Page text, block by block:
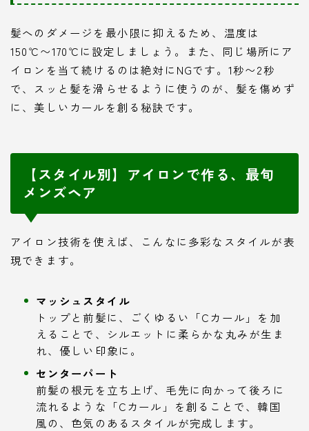
髪へのダメージを最小限に抑えるため、温度は
150℃〜170℃に設定しましょう。また、同じ場所にア
イロンを当て続けるのは絶対にNGです。1秒〜2秒
で、スッと髪を滑らせるように使うのが、髪を傷めず
に、美しいカールを創る秘訣です。
【スタイル別】アイロンで作る、最旬
メンズヘア
アイロン技術を使えば、こんなに多彩なスタイルが表
現できます。
マッシュスタイル
トップと前髪に、ごくゆるい「Cカール」を加
えることで、シルエットに柔らかな丸みが生ま
れ、優しい印象に。
センターパート
前髪の根元を立ち上げ、毛先に向かって後ろに
流れるような「Cカール」を創ることで、韓国
風の、色気のあるスタイルが完成します。